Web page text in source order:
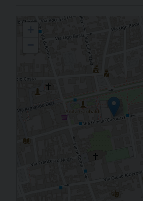
Ravenna - Basilica di S. Giovanni Evangelista